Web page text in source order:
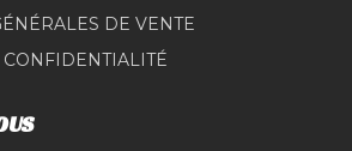
DE VENTE